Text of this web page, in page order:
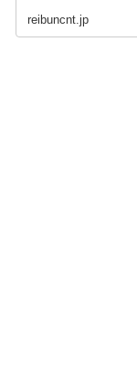
reibuncnt.jp